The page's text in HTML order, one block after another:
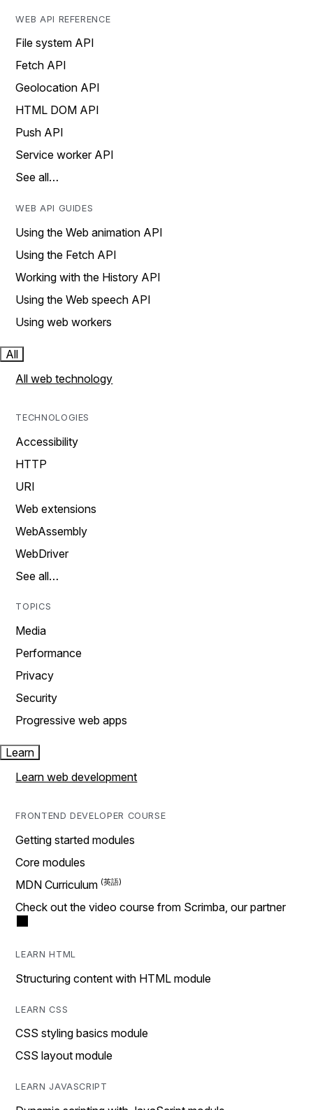
WEB API REFERENCE
File system API
Fetch API
Geolocation API
HTML DOM API
Push API
Service worker API
See all…
WEB API GUIDES
Using the Web animation API
Using the Fetch API
Working with the History API
Using the Web speech API
Using web workers
All
All web technology
TECHNOLOGIES
Accessibility
HTTP
URI
Web extensions
WebAssembly
WebDriver
See all…
TOPICS
Media
Performance
Privacy
Security
Progressive web apps
Learn
Learn web development
FRONTEND DEVELOPER COURSE
Getting started modules
Core modules
MDN Curriculum
Check out the video course from Scrimba, our partner
LEARN HTML
Structuring content with HTML module
LEARN CSS
CSS styling basics module
CSS layout module
LEARN JAVASCRIPT